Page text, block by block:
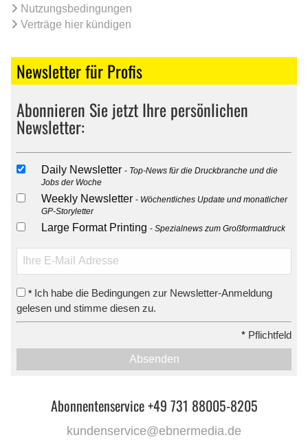
Nutzungsbedingungen
Verträge hier kündigen
Newsletter für Profis
Abonnieren Sie jetzt Ihre persönlichen
Newsletter:
Daily Newsletter
Top-News für die Druckbranche und die
Jobs der Woche
Weekly Newsletter
Wöchentliches Update und monatlicher
GP-Storyletter
Large Format Printing Spezialnews zum Großformatdruck
* Ich habe die Bedingungen zur Newsletter-Anmeldung
gelesen und stimme diesen zu.
* Pflichtfeld
Absenden
Abonnentenservice +49 731 88005-8205
kundenservice@ebnermedia.de